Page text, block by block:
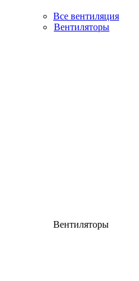
Все вентиляция
Вентиляторы
Вентиляторы